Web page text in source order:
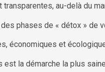
au-delà du
phases de « détox » de
économiques et
la démarche la plus